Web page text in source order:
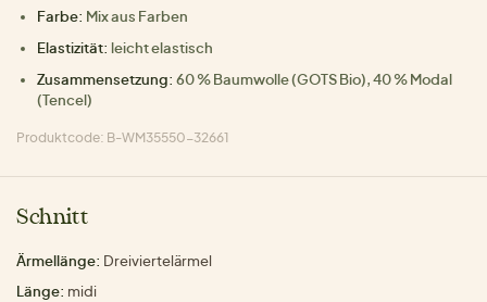
Farbe: Mix aus Farben
Elastizität: leicht elastisch
Zusammensetzung: 60 % Baumwolle (GOTS Bio), 40 % Modal
(Tencel)
Produktcode: B-WM35550-32661
Schnitt
Ärmellänge: Dreiviertelärmel
Länge: midi